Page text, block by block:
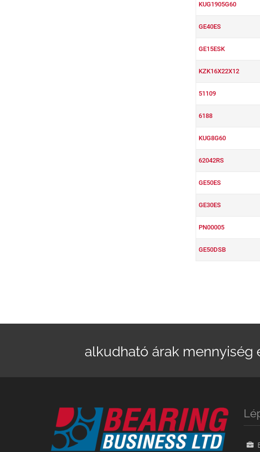
KUG1905G60
GE40ES
GE15ESK
KZK16X22X12
51109
6188
KUG8G60
62042RS
GE50ES
GE30ES
PN00005
GE50DSB
alkudható árak mennyiség